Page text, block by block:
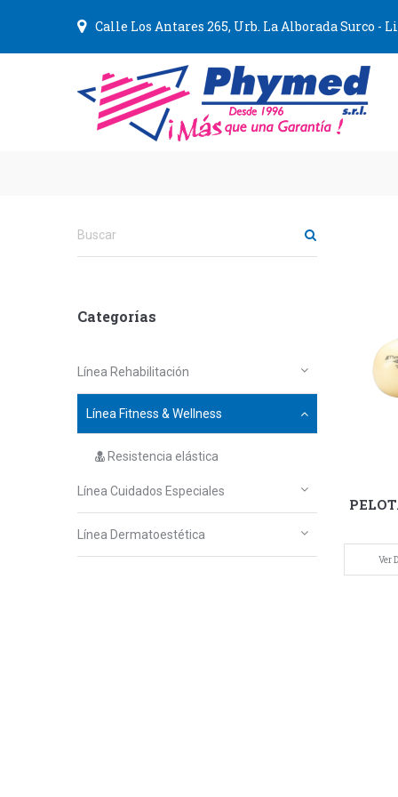
Calle Los Antares 265, Urb. La Alborada Surco -
Categorías
Línea Rehabilitación
Línea Fitness & Wellness
Resistencia elástica
Línea Cuidados Especiales
Línea Dermatoestética
Ver